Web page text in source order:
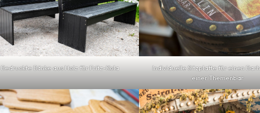
Bedruckte Bänke aus Holz für Fritz-Kola
Individuelle Sitzplatte für einen
einer Themenbar